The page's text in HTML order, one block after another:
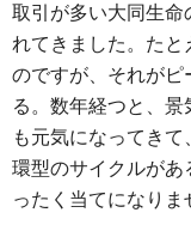
取引が多い大同生命
れてきました。た
のですが、それがピ
る。数年経つと、
も元気になってき
環型のサイクルがあ
ったく当てになりま